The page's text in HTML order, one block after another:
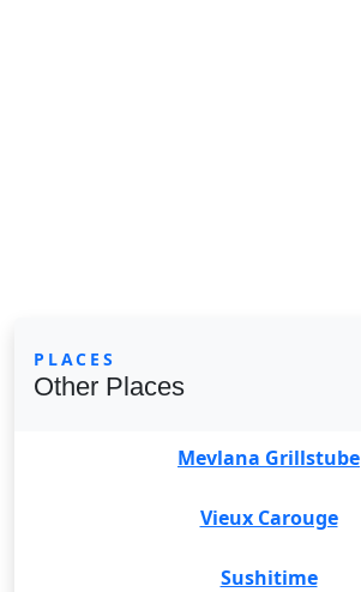
PLACES
Other Places
Mevlana Grillstube
Vieux Carouge
Sushitime